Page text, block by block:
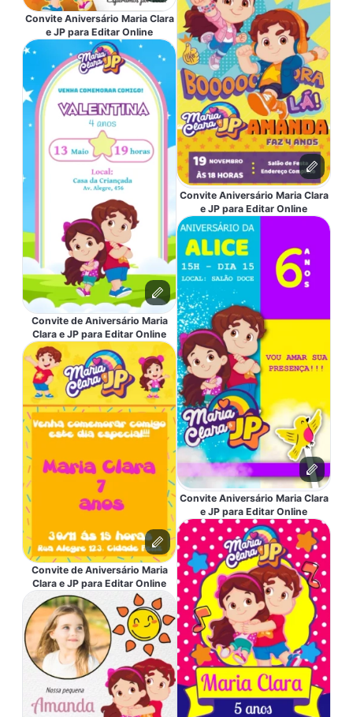
Convite Aniversário Maria Clara
e JP para Editar Online
Convite de Aniversário Maria
Clara e JP para Editar Online
Convite de Aniversário Maria
Clara e JP para Editar Online
Convite Aniversário Maria Clara
e JP para Editar Online
Convite Aniversário Maria Clara
e JP para Editar Online